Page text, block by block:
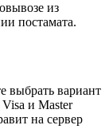
из
постамата.
выбрать вариант
и Master
на сервер